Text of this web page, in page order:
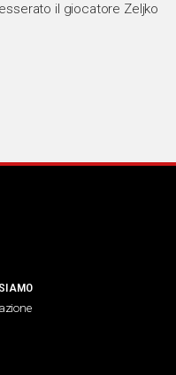
il giocatore Zeljko